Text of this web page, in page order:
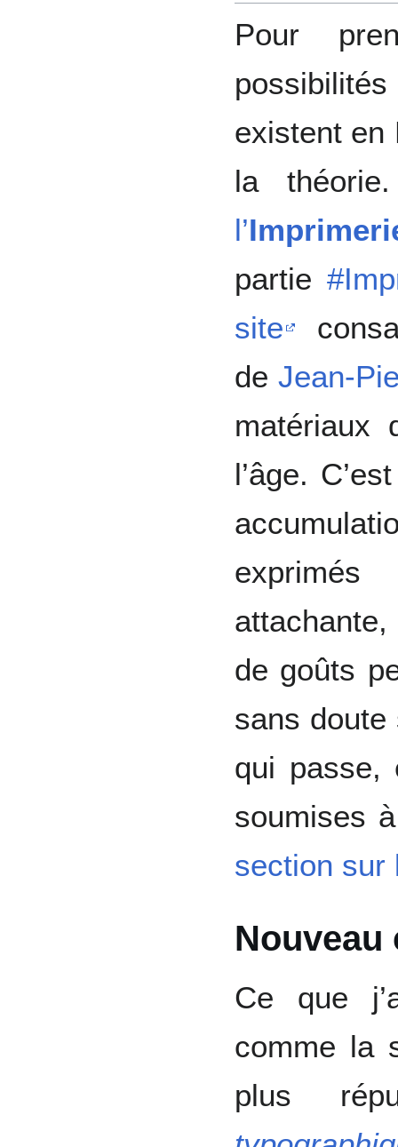
Pour
existent en
la
l’
partie
site
de Jean-
matériaux
l’âge.
de goûts
sans
qui passe,
soumises
section sur
Nouveau
Ce que
comme la
plus